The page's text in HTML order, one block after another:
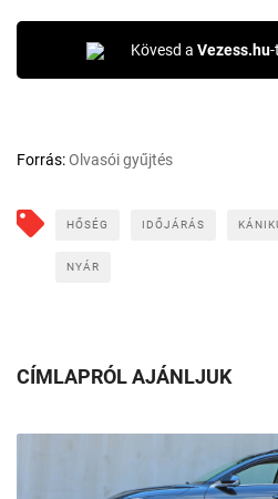
Kövesd a Vezess.hu-
Forrás:Olvasói gyűjtés
HŐSÉG IDŐJÁRÁS
NYÁR
CÍMLAPRÓL AJÁNLJUK